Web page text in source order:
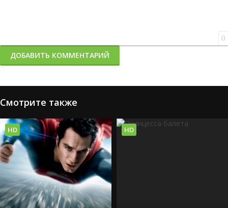
0
ДОБАВИТЬ КОММЕНТАРИЙ
Смотрите также
HD HD